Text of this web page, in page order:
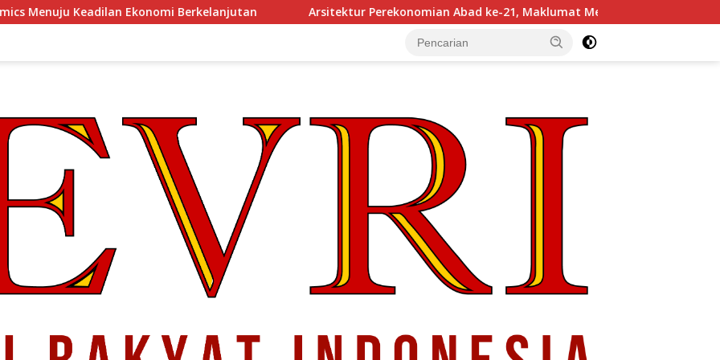
Berkelanjutan Arsitektur Perekonomian Abad ke-21, Maklumat Merdeka Barat, dan Jalan Panjang Menuju